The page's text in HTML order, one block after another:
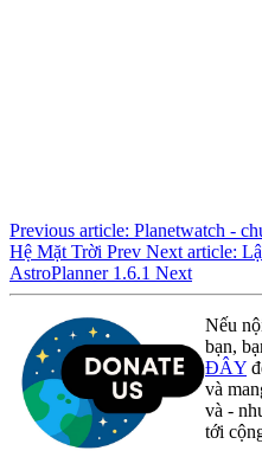
Previous article: Planetwatch -
Hệ Mặt Trời Prev Next article:
AstroPlanner 1.6.1 Next
Nếu
bạn,
ĐÂY
và
và -
tới